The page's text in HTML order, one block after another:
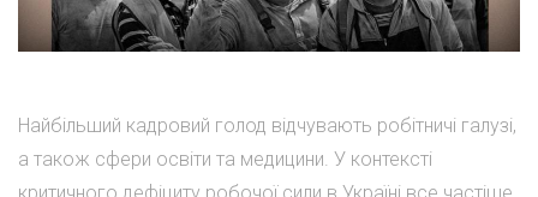
Найбільший кадровий голод відчувають робітничі галузі,
а також сфери освіти та медицини. У контексті